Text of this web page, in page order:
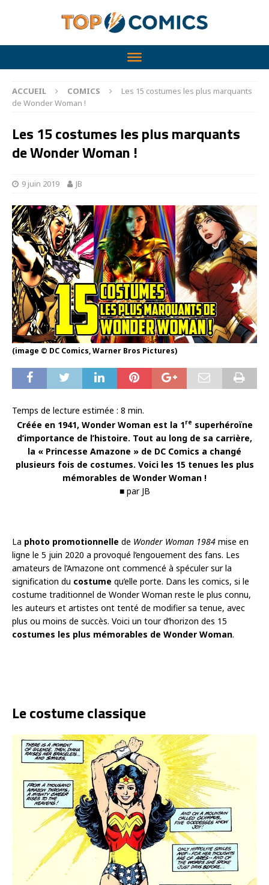
ACCUEIL COMICS
Les 15 costumes les plus marquants
de Wonder Woman !
Les 15 costumes les plus marquants
de Wonder Woman !
9 juin 2019 JB
(image © DC Comics, Warner Bros Pictures)
Temps de lecture estimée : 8 min.
Créée en 1941, Wonder Woman est la 1re superhéroïne
d’importance de l’histoire. Tout au long de sa carrière,
la « Princesse Amazone » de DC Comics a changé
plusieurs fois de costumes. Voici les 15 tenues les plus
mémorables de Wonder Woman !
■ par JB
La photo promotionnelle de Wonder Woman 1984 mise en
ligne le 5 juin 2020 a provoqué l’engouement des fans. Les
amateurs de l’Amazone ont commencé à spéculer sur la
signification du costume qu’elle porte. Dans les comics, si le
costume traditionnel de Wonder Woman reste le plus connu,
les auteurs et artistes ont tenté de modifier sa tenue, avec
plus ou moins de succès. Voici un tour d’horizon des 15
costumes les plus mémorables de Wonder Woman.
Le costume classique